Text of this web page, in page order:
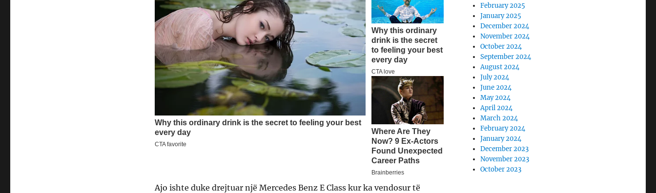
Ajo ishte duke drejtuar një Mercedes Benz E Class kur ka vendosur të
February 2025
January 2025
December 2024
November 2024
October 2024
September 2024
August 2024
July 2024
June 2024
May 2024
April 2024
March 2024
February 2024
January 2024
December 2023
November 2023
October 2023